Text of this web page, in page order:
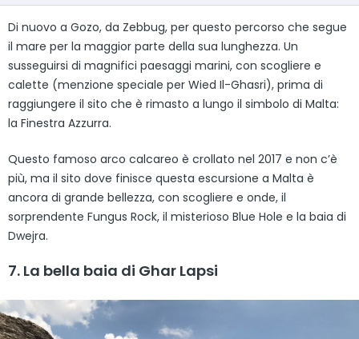
Di nuovo a Gozo, da Zebbug, per questo percorso che segue
il mare per la maggior parte della sua lunghezza. Un
susseguirsi di magnifici paesaggi marini, con scogliere e
calette (menzione speciale per Wied Il-Ghasri), prima di
raggiungere il sito che è rimasto a lungo il simbolo di Malta:
la Finestra Azzurra.
Questo famoso arco calcareo è crollato nel 2017 e non c’è
più, ma il sito dove finisce questa escursione a Malta è
ancora di grande bellezza, con scogliere e onde, il
sorprendente Fungus Rock, il misterioso Blue Hole e la baia di
Dwejra.
7. La bella baia di Ghar Lapsi